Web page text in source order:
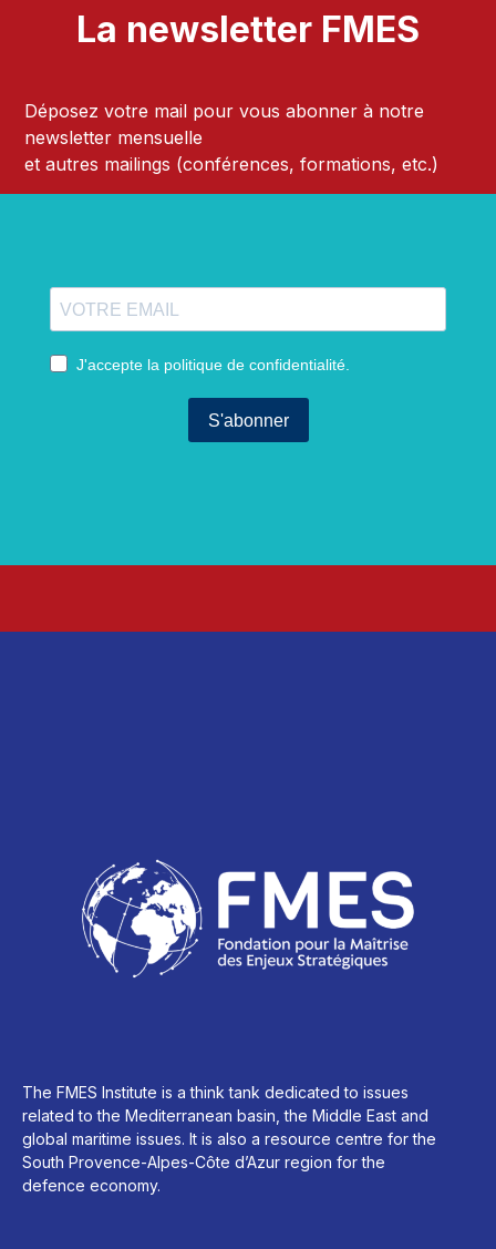
La newsletter FMES
Déposez votre mail pour vous abonner à notre
newsletter mensuelle
et autres mailings (conférences, formations, etc.)
The FMES Institute is a think tank dedicated to issues
related to the Mediterranean basin, the Middle East and
global maritime issues. It is also a resource centre for the
South Provence-Alpes-Côte d’Azur region for the
defence economy.